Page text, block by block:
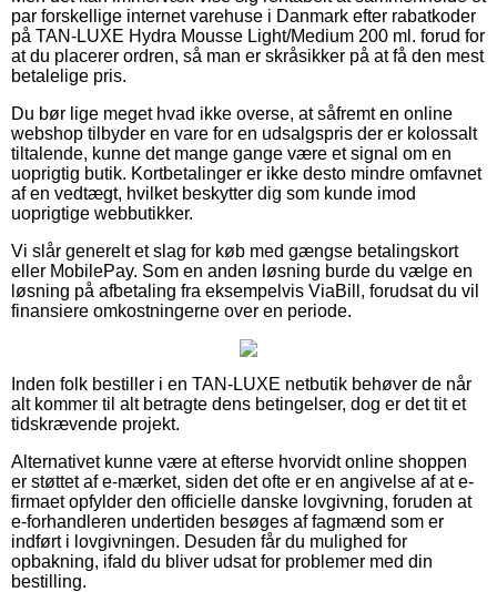
par forskellige internet varehuse i Danmark efter rabatkoder
på TAN-LUXE Hydra Mousse Light/Medium 200 ml. forud for
at du placerer ordren, så man er skråsikker på at få den mest
betalelige pris.
Du bør lige meget hvad ikke overse, at såfremt en online
webshop tilbyder en vare for en udsalgspris der er kolossalt
tiltalende, kunne det mange gange være et signal om en
uoprigtig butik. Kortbetalinger er ikke desto mindre omfavnet
af en vedtægt, hvilket beskytter dig som kunde imod
uoprigtige webbutikker.
Vi slår generelt et slag for køb med gængse betalingskort
eller MobilePay. Som en anden løsning burde du vælge en
løsning på afbetaling fra eksempelvis ViaBill, forudsat du vil
finansiere omkostningerne over en periode.
Inden folk bestiller i en TAN-LUXE netbutik behøver de når
alt kommer til alt betragte dens betingelser, dog er det tit et
tidskrævende projekt.
Alternativet kunne være at efterse hvorvidt online shoppen
er støttet af e-mærket, siden det ofte er en angivelse af at e-
firmaet opfylder den officielle danske lovgivning, foruden at
e-forhandleren undertiden besøges af fagmænd som er
indført i lovgivningen. Desuden får du mulighed for
opbakning, ifald du bliver udsat for problemer med din
bestilling.